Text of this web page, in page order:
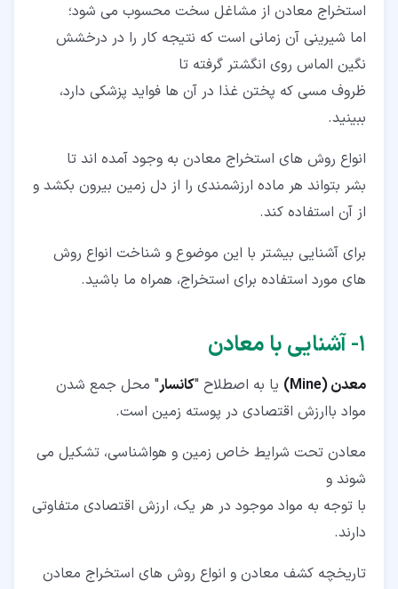
۳‏- استخراج سطحی معادن
۴‏- استخراج زیرزمینی معادن
شافت
۴‏-‏۲‏- طبقه بندی روش های استخراج زیرسطحی بر اساس
نوع بستر
استخراج معادن از مشاغل سخت محسوب می شود؛
اما شیرینی آن زمانی است که نتیجه کار را در درخشش
نگین الماس روی انگشتر گرفته تا
ظروف مسی که پختن غذا در آن ها فواید پزشکی دارد،
ببینید.
انواع روش های استخراج معادن به وجود آمده اند تا
بشر بتواند هر ماده ارزشمندی را از دل زمین بیرون بکشد و
از آن استفاده کند.
برای آشنایی بیشتر با این موضوع و شناخت انواع روش
های مورد استفاده برای استخراج، همراه ما باشید.
۱‏- آشنایی با معادن
معدن (Mine) یا به اصطلاح "کانسار" محل جمع شدن
مواد باارزش اقتصادی در پوسته زمین است.
معادن تحت شرایط خاص زمین و هواشناسی، تشکیل می
شوند و
با توجه به مواد موجود در هر یک، ارزش اقتصادی متفاوتی
دارند.
تاریخچه کشف معادن و انواع روش های استخراج معادن